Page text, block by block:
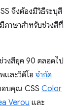
จึงต้องมีวิธีระบุสี
าษาสำหรับช่วงสีที่
วงสียุค 90 ตลอดไป
และวิดีโอ จำกัด
บคุณ CSS Color
Verou และ